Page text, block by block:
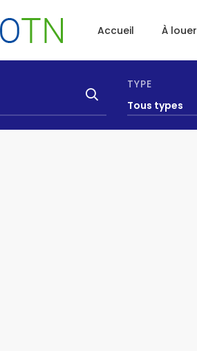
Accueil À louer
TYPE
Tous types